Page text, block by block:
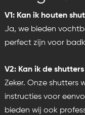
V1: Kan ik houten
Ja, we bieden
perfect zijn voor
V2: Kan ik de
Zeker. Onze shutters
instructies voor
bieden wij ook